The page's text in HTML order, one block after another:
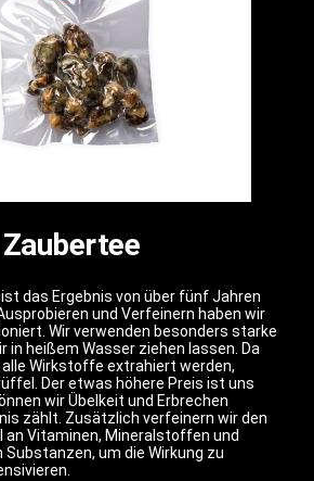
Zaubertee
das Ergebnis von über fünf Jahren
und Verfeinern haben wir
Wir verwenden besonders starke
in heißem Wasser ziehen lassen. Da
Wirkstoffe extrahiert werden,
Der etwas höhere Preis ist uns
wir Übelkeit und Erbrechen
zählt. Zusätzlich verfeinern wir den
an Vitaminen, Mineralstoffen und
um die Wirkung zu